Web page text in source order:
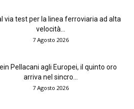
via test per la linea ferroviaria ad alta
velocità...
7 Agosto 2026
Pellacani agli Europei, il quinto oro
arriva nel sincro...
7 Agosto 2026